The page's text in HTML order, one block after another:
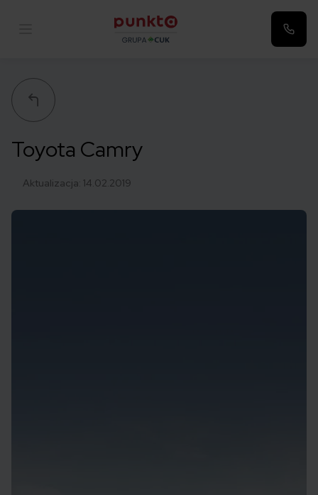
Toyota Camry
Aktualizacja: 14.02.2019